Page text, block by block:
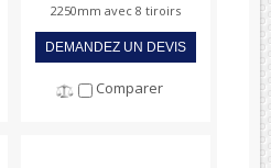
2250mm avec 8 tiroirs
DEMANDEZ UN DEVIS
Comparer